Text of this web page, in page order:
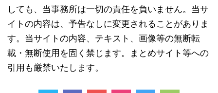
しても、当事務所は一切の責任を負いません。当サ
イトの内容は、予告なしに変更されることがありま
す。当サイトの内容、テキスト、画像等の無断転
載・無断使用を固く禁じます。まとめサイト等への
引用も厳禁いたします。